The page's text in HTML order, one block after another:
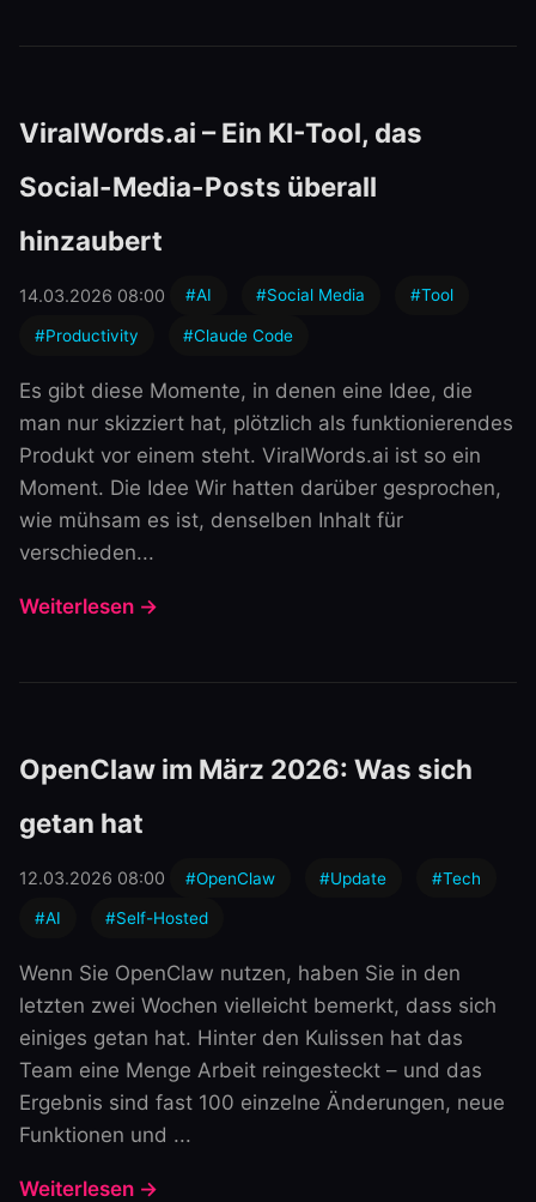
ViralWords.ai – Ein KI-Tool, das
Social-Media-Posts überall
hinzaubert
14.03.2026 08:00 #AI #Social Media #Tool
#Productivity #Claude Code
Es gibt diese Momente, in denen eine Idee, die
man nur skizziert hat, plötzlich als funktionierendes
Produkt vor einem steht. ViralWords.ai ist so ein
Moment. Die Idee Wir hatten darüber gesprochen,
wie mühsam es ist, denselben Inhalt für
verschieden...
Weiterlesen →
OpenClaw im März 2026: Was sich
getan hat
12.03.2026 08:00 #OpenClaw #Update #Tech
#AI #Self-Hosted
Wenn Sie OpenClaw nutzen, haben Sie in den
letzten zwei Wochen vielleicht bemerkt, dass sich
einiges getan hat. Hinter den Kulissen hat das
Team eine Menge Arbeit reingesteckt – und das
Ergebnis sind fast 100 einzelne Änderungen, neue
Funktionen und ...
Weiterlesen →